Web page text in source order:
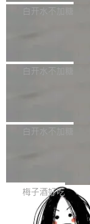
不得生成涉及安全性
36个月。 公告显示
员工参与设立的专项
获配9...
Bug fixes and
一个回归问题，该问
题，该问题可能导致
白开水不加糖
e 孵化器项目管理委
P）！这一里程碑不
白开水不加糖
长期停止内容更新，
提交的编辑请求也长
pedia 于去年底上线
容的百科平台，被马
白开水不加糖
是这样的：配
声明
梅子酒好吃
Apache Doris 4.1